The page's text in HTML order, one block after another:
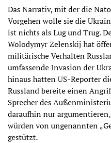
Das Narrativ, mit der die
Vorgehen wolle sie die
ist nichts als Lug und Trug.
Wolodymyr Zelenskij hat
militärische Verhalten
umfassende Invasion der
hinaus hatten US-Reporter
Russland bereite einen
Sprecher des
daraufhin nur
würden von ungenannten
gestützt.